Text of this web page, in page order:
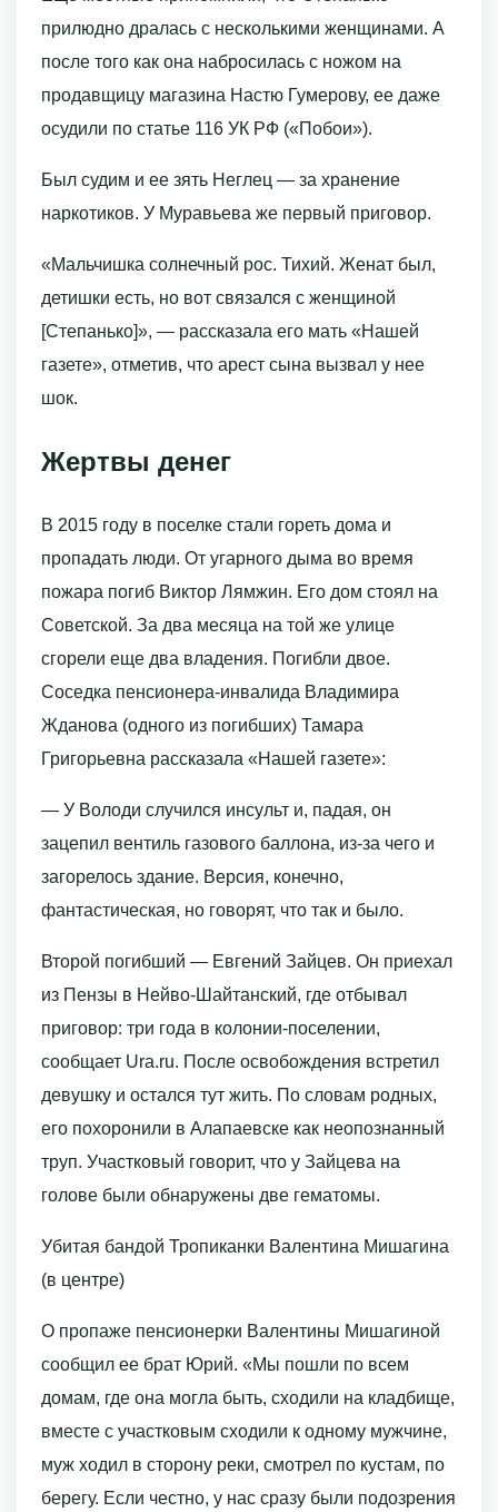
прилюдно дралась с несколькими женщинами. А
после того как она набросилась с ножом на
продавщицу магазина Настю Гумерову, ее даже
осудили по статье 116 УК РФ («Побои»).
Был судим и ее зять Неглец — за хранение
наркотиков. У Муравьева же первый приговор.
«Мальчишка солнечный рос. Тихий. Женат был,
детишки есть, но вот связался с женщиной
[Степанько]», — рассказала его мать «Нашей
газете», отметив, что арест сына вызвал у нее
шок.
Жертвы денег
В 2015 году в поселке стали гореть дома и
пропадать люди. От угарного дыма во время
пожара погиб Виктор Лямжин. Его дом стоял на
Советской. За два месяца на той же улице
сгорели еще два владения. Погибли двое.
Соседка пенсионера-инвалида Владимира
Жданова (одного из погибших) Тамара
Григорьевна рассказала «Нашей газете»:
— У Володи случился инсульт и, падая, он
зацепил вентиль газового баллона, из-за чего и
загорелось здание. Версия, конечно,
фантастическая, но говорят, что так и было.
Второй погибший — Евгений Зайцев. Он приехал
из Пензы в Нейво-Шайтанский, где отбывал
приговор: три года в колонии-поселении,
сообщает Ura.ru. После освобождения встретил
девушку и остался тут жить. По словам родных,
его похоронили в Алапаевске как неопознанный
труп. Участковый говорит, что у Зайцева на
голове были обнаружены две гематомы.
Убитая бандой Тропиканки Валентина Мишагина
(в центре)
О пропаже пенсионерки Валентины Мишагиной
сообщил ее брат Юрий. «Мы пошли по всем
домам, где она могла быть, сходили на кладбище,
вместе с участковым сходили к одному мужчине,
муж ходил в сторону реки, смотрел по кустам, по
берегу. Если честно, у нас сразу были подозрения